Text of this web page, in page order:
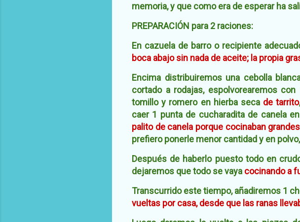
memoria, y que como era de esperar ha
PREPARACIÓN para 2 raciones:
En cazuela de barro o recipiente
boca abajo sin nada de aceite; la propia
Encima distribuiremos una cebolla
cortado a rodajas, espolvorearemos
tomillo y romero en hierba seca de tarrito
caer 1 punta de cucharadita de canela
palito de canela porque cocinaban
prefiero ponerle menor cantidad y en
Después de haberlo puesto todo en
dejaremos que todo se vaya cocinando a
Transcurrido este tiempo, añadiremos 1
vueltas por casa, desde que las ranas